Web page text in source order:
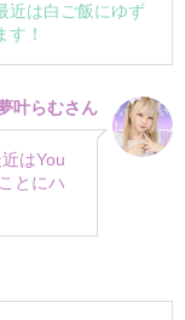
近は白ご飯にゆず
す！
叶らむさん
はYou
とにハ